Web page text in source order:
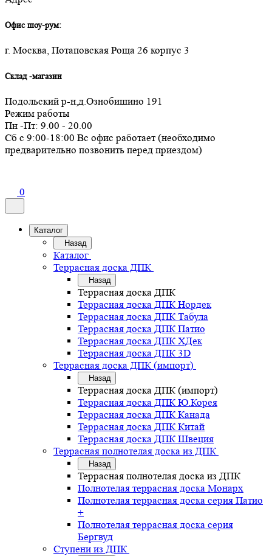
Офис шоу-рум:
г. Москва, Потаповская Роща 26 корпус 3
Склад -магазин
Подольский р-н,д.Ознобишино 191
Режим работы
Пн -Пт: 9.00 - 20.00
Сб с 9:00-18:00 Вс офис работает (необходимо
предварительно позвонить перед приездом)
0
Каталог
Назад
Каталог
Террасная доска ДПК
Назад
Террасная доска ДПК
Террасная доска ДПК Нордек
Террасная доска ДПК Табула
Террасная доска ДПК Патио
Террасная доска ДПК ХДек
Террасная доска ДПК 3D
Террасная доска ДПК (импорт)
Назад
Террасная доска ДПК (импорт)
Террасная доска ДПК Ю.Корея
Террасная доска ДПК Канада
Террасная доска ДПК Китай
Террасная доска ДПК Швеция
Террасная полнотелая доска из ДПК
Назад
Террасная полнотелая доска из ДПК
Полнотелая террасная доска Монарх
Полнотелая террасная доска серия Патио
+
Полнотелая террасная доска серия
Бергвуд
Ступени из ДПК